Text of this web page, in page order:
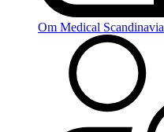
Om Medical Scandinavia